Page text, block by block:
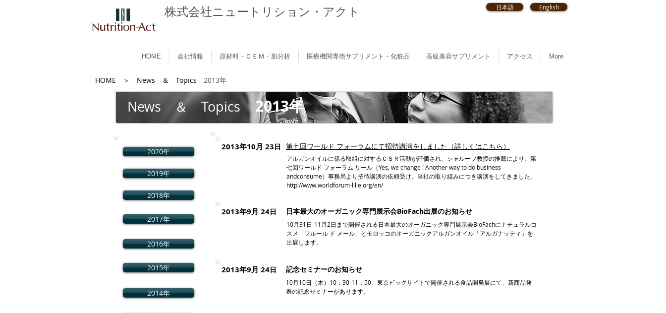
株式会社ニュートリション・アクト 日本語 English
HOME 会社情報 原材料・ＯＥＭ・肌分析 医療機関専売サプリメント・化粧品 高級美容サプリメント アクセス More
HOME ＞ News ＆ Topics 2013年
News ＆ Topics2013年
2020年
2019年
2018年
2017年
2016年
2015年
2014年
2013年10月 23日 第七回ワールド フォーラムにて招待講演をしました（詳しくはこちら）
アルガンオイルに係る取組に対するＣＳＲ活動が評価され、シャルーフ教授の推薦により、第
七回ワールド フォーラム リール（Yes, we change ! Another way to do business
andconsume）事務局より招待講演の依頼受け、当社の取り組みにつき講演をしてきました。
http://www.worldforum-lille.org/en/
2013年9月 24日 日本最大のオーガニック専門展示会BioFach出展のお知らせ
10月31日-11月2日まで開催される日本最大のオーガニック専門展示会BioFachにナチュラルコ
スメ「フルール ド メール」とモロッコのオーガニックアルガンオイル「アルガナッティ」を
出展します。
2013年9月 24日 記念セミナーのお知らせ
10月10日（木）10：30-11：50、東京ビックサイトで開催される食品開発展にて、新商品発
表の記念セミナーがあります。